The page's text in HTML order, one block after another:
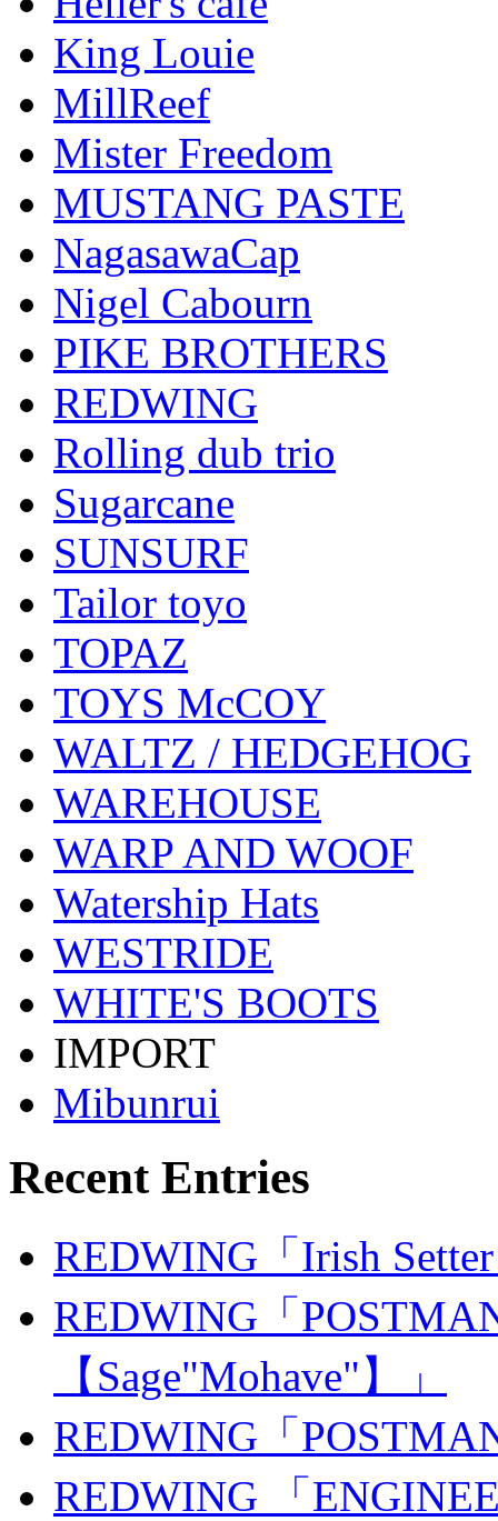
King Louie
MillReef
Mister Freedom
MUSTANG PASTE
NagasawaCap
Nigel Cabourn
PIKE BROTHERS
REDWING
Rolling dub trio
Sugarcane
SUNSURF
Tailor toyo
TOPAZ
TOYS McCOY
WALTZ / HEDGEHOG
WAREHOUSE
WARP AND WOOF
Watership Hats
WESTRIDE
WHITE'S BOOTS
IMPORT
Mibunrui
Recent Entries
REDWING「Irish
REDWING「
【Sage"Mohave"】」
REDWING「
REDWING 「